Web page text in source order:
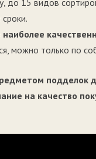
до 15 видов
можно только по
подделок
на качество